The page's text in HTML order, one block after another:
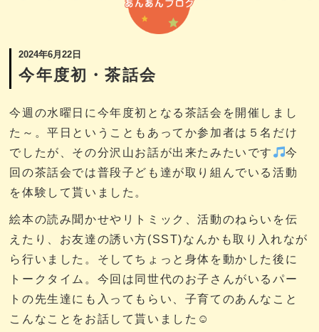
2024年6月22日
今年度初・茶話会
今週の水曜日に今年度初となる茶話会を開催しまし
た～。平日ということもあってか参加者は５名だけ
でしたが、その分沢山お話が出来たみたいです
今
回の茶話会では普段子ども達が取り組んでいる活動
を体験して貰いました。
絵本の読み聞かせやリトミック、活動のねらいを伝
えたり、お友達の誘い方(SST)なんかも取り入れなが
ら行いました。そしてちょっと身体を動かした後に
トークタイム。今回は同世代のお子さんがいるパー
トの先生達にも入ってもらい、子育てのあんなこと
こんなことをお話して貰いました☺